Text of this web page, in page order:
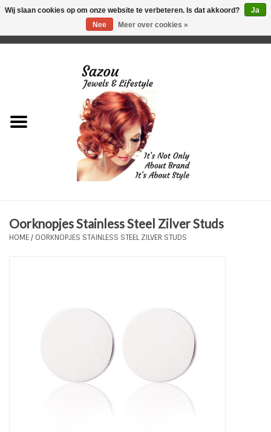
Just for Him
Plus Size Sieraden
Oorknopjes Stainless Steel Zilver Studs
HOME/ OORKNOPJES STAINLESS STEEL ZILVER STUDS
Wij slaan cookies op om onze website te verbeteren. Is dat akkoord?
Ja
Nee
Meer over cookies »